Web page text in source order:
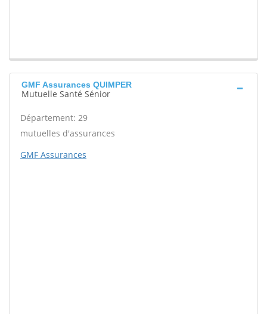
GMF Assurances QUIMPER
Mutuelle Santé Sénior
Département: 29
mutuelles d'assurances
GMF Assurances